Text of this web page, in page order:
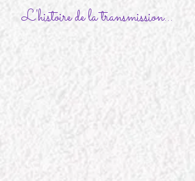
L'histoire de la transmission...